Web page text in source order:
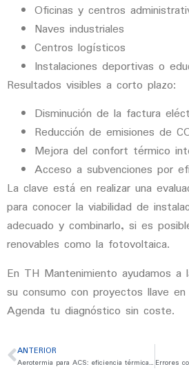
Oficinas y centros
Naves industriales
Centros logísticos
Instalaciones deportivas o
Resultados visibles a corto plazo:
Disminución de la factura
Reducción de emisiones de
Mejora del confort térmico
Acceso a subvenciones por
La clave está en realizar una
para conocer la viabilidad de
adecuado y combinarlo, si es
renovables como la fotovoltaica.
En TH Mantenimiento ayudamos a
su consumo con proyectos llave
Agenda tu diagnóstico sin coste.
ANTERIOR
Aerotermia para ACS: eficiencia térmica sin combustibles fósiles